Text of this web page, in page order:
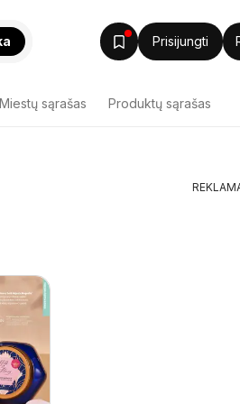
Prisijungti
Miestų sąrašas Produktų sąrašas